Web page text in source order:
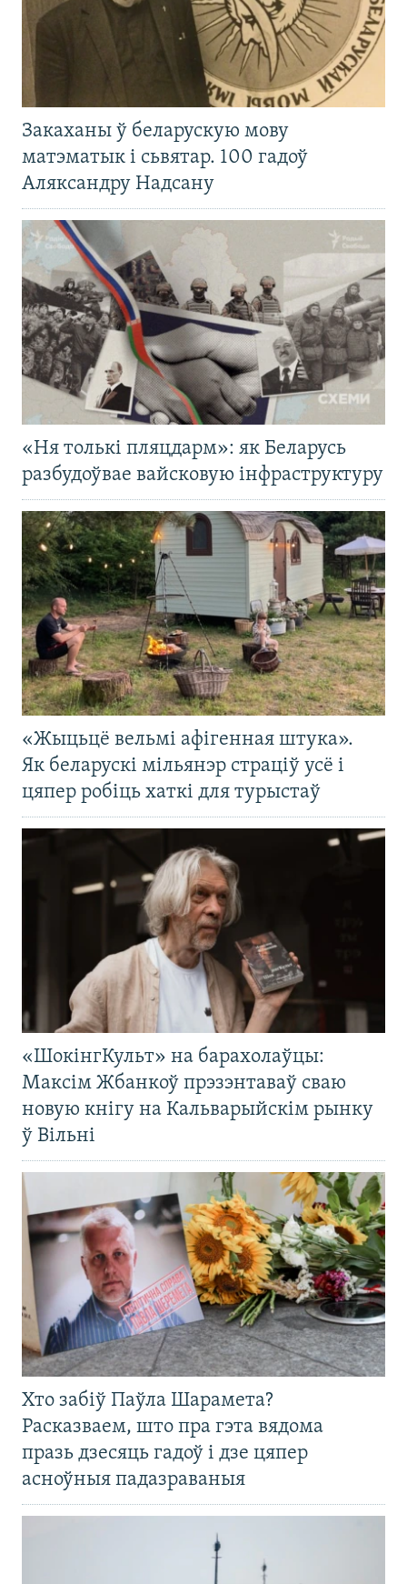
Закаханы ў беларускую мову
матэматык і сьвятар. 100 гадоў
Аляксандру Надсану
«Ня толькі пляцдарм»: як Беларусь
разбудоўвае вайсковую інфраструктуру
«Жыцьцё вельмі афігенная штука».
Як беларускі мільянэр страціў усё і
цяпер робіць хаткі для турыстаў
«ШокінгКульт» на барахолаўцы:
Максім Жбанкоў прэзэнтаваў сваю
новую кнігу на Кальварыйскім рынку
ў Вільні
Хто забіў Паўла Шарамета?
Расказваем, што пра гэта вядома
празь дзесяць гадоў і дзе цяпер
асноўныя падазраваныя